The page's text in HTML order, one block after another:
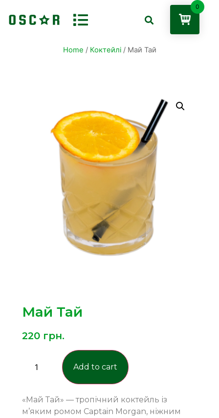
Home / Коктейлі/ Май Тай
Май Тай
220 грн.
Add to cart
«Май Тай» — тропічний коктейль із
м’яким ромом Captain Morgan, ніжним
0